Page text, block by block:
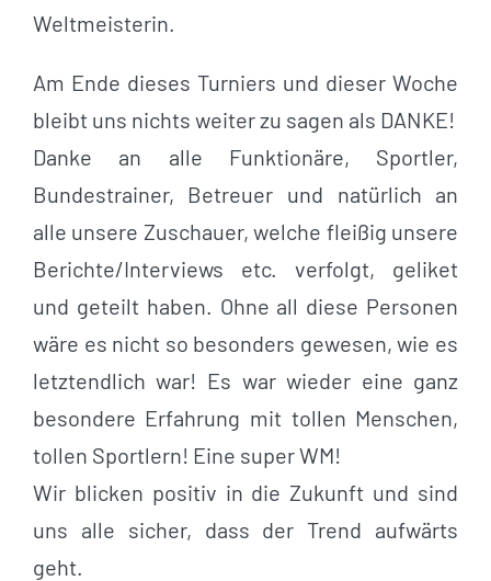
Weltmeisterin.
Am Ende dieses Turniers und dieser Woche
bleibt uns nichts weiter zu sagen als DANKE!
Danke an alle Funktionäre, Sportler,
Bundestrainer, Betreuer und natürlich an
alle unsere Zuschauer, welche fleißig unsere
Berichte/Interviews etc. verfolgt, geliket
und geteilt haben. Ohne all diese Personen
wäre es nicht so besonders gewesen, wie es
letztendlich war! Es war wieder eine ganz
besondere Erfahrung mit tollen Menschen,
tollen Sportlern! Eine super WM!
Wir blicken positiv in die Zukunft und sind
uns alle sicher, dass der Trend aufwärts
geht.